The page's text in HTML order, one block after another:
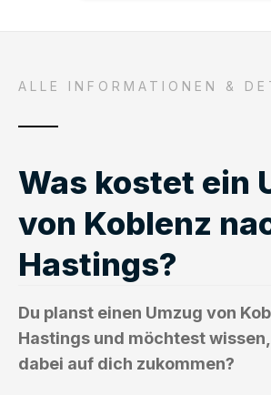
ALLE INFORMATIONEN &
Was kostet ein
von Koblenz
Hastings?
Du planst einen Umzug von
Hastings und möchtest
dabei auf dich zukommen?